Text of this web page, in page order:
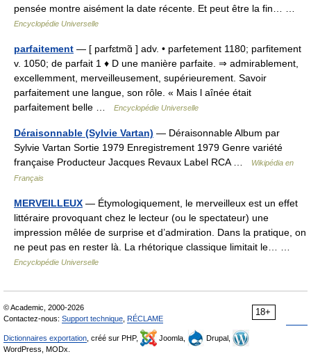
pensée montre aisément la date récente. Et peut être la fin… …
Encyclopédie Universelle
parfaitement — [ parfɛtmɑ̃ ] adv. • parfetement 1180; parfitement
v. 1050; de parfait 1 ♦ D une manière parfaite. ⇒ admirablement,
excellemment, merveilleusement, supérieurement. Savoir
parfaitement une langue, son rôle. « Mais l aînée était
parfaitement belle …
Encyclopédie Universelle
Déraisonnable (Sylvie Vartan) — Déraisonnable Album par
Sylvie Vartan Sortie 1979 Enregistrement 1979 Genre variété
française Producteur Jacques Revaux Label RCA …
Wikipédia en
Français
MERVEILLEUX — Étymologiquement, le merveilleux est un effet
littéraire provoquant chez le lecteur (ou le spectateur) une
impression mêlée de surprise et d’admiration. Dans la pratique, on
ne peut pas en rester là. La rhétorique classique limitait le… …
Encyclopédie Universelle
18+
© Academic, 2000-2026
Contactez-nous: Support technique RÉCLAME
Dictionnaires exportation , créé sur PHP, Joomla,
Drupal,
WordPress, MODx.